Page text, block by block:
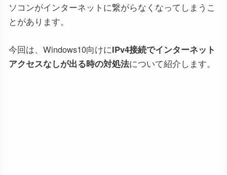
ソコンがインターネットに繋がらなくなってしまうこ
とがあります。
今回は、Windows10向けにIPv4接続でインターネット
アクセスなしが出る時の対処法について紹介します。